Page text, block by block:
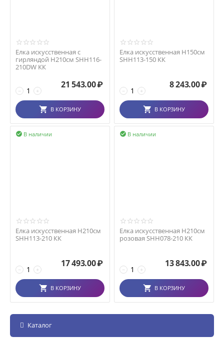
Елка искусственная с
гирляндой H210см SHH116-
210DW КК
+
−
21 543.00₽
В КОРЗИНУ
Елка искусственная H150см
SHH113-150 КК
+
−
8 243.00₽
В КОРЗИНУ
В наличии

Елка искусственная H210см
SHH113-210 КК
+
−
17 493.00₽
В КОРЗИНУ
В наличии

Елка искусственная H210см
розовая SHH078-210 КК
+
−
13 843.00₽
В КОРЗИНУ
Каталог